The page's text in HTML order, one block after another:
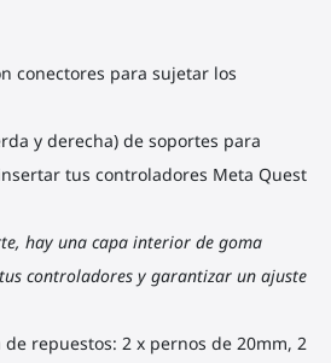
conectores para sujetar los
y derecha) de soportes para
tus controladores Meta Quest
hay una capa interior de goma
controladores y garantizar un ajuste
repuestos: 2 x pernos de 20mm, 2